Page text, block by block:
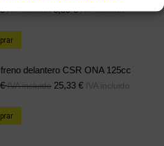
€ IVA incluido 8,39€ IVA incluido
delantero CSR ONA 125cc
€ IVA incluido 25,33 € IVA incluido